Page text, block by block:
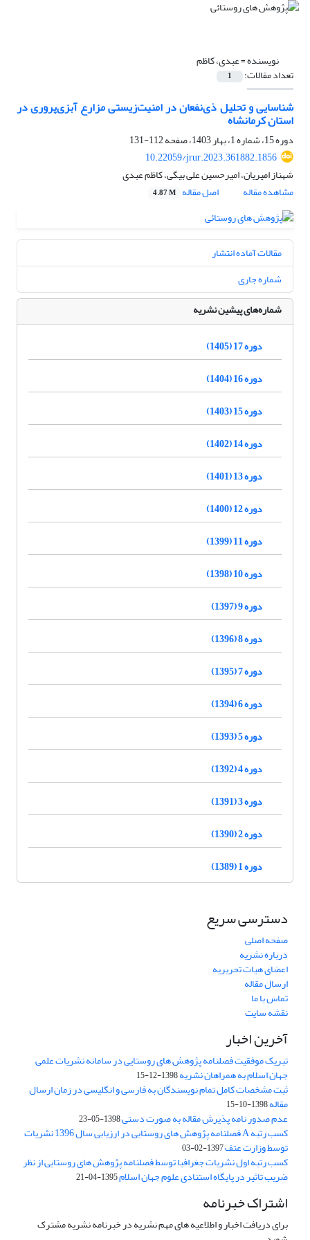
نویسنده =عبدی، کاظم
تعداد مقالات: 1
شناسایی و تحلیل ذی‌نفعان در امنیت‌زیستی مزارع آبزی‌پروری در
استان کرمانشاه
دوره 15، شماره 1، بهار 1403، صفحه
112-131
10.22059/jrur.2023.361882.1856
شهناز امیریان، امیرحسین علی بیگی، کاظم عبدی
مشاهده مقاله
اصل مقاله 4.87 M
مقالات آماده انتشار
شماره جاری
شماره‌های پیشین نشریه
دوره 17 (1405)
دوره 16 (1404)
دوره 15 (1403)
دوره 14 (1402)
دوره 13 (1401)
دوره 12 (1400)
دوره 11 (1399)
دوره 10 (1398)
دوره 9 (1397)
دوره 8 (1396)
دوره 7 (1395)
دوره 6 (1394)
دوره 5 (1393)
دوره 4 (1392)
دوره 3 (1391)
دوره 2 (1390)
دوره 1 (1389)
دسترسی سریع
صفحه اصلی
درباره نشریه
اعضای هیات تحریریه
ارسال مقاله
تماس با ما
نقشه سایت
آخرین اخبار
تبریک موفقیت فصلنامه پژوهش های روستایی در سامانه نشریات علمی
جهان اسلام به همراهان نشریه1398-12-15
ثبت مشخصات کامل تمام نویسندگان به فارسی و انگلیسی در زمان ارسال
مقاله1398-10-15
عدم صدور نامه پذیرش مقاله به صورت دستی1398-05-23
کسب رتبه A فصلنامه پژوهش های روستایی در ارزیابی سال 1396 نشریات
توسط وزارت عتف1397-02-03
کسب رتبه اول نشریات جغرافیا توسط فصلنامه پژوهش های روستایی از نظر
ضریب تاثیر در پایگاه استنادی علوم جهان اسلام1395-04-21
اشتراک خبرنامه
برای دریافت اخبار و اطلاعیه های مهم نشریه در خبرنامه نشریه مشترک